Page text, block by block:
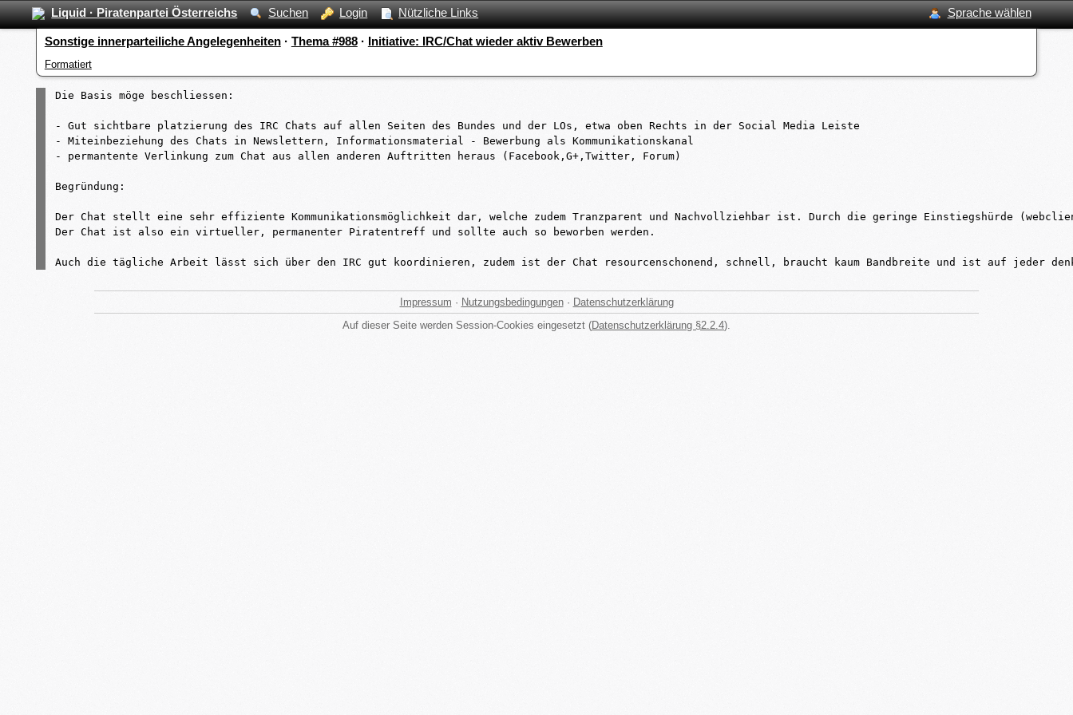
Liquid · Piratenpartei Österreichs Suchen Login Nützliche Links Sprache wählen
Sonstige innerparteiliche Angelegenheiten· Thema #988· Initiative: IRC/Chat wieder aktiv Bewerben
Formatiert
Die Basis möge beschliessen:
- Gut sichtbare platzierung des IRC Chats auf allen Seiten des Bundes und der LOs, etwa oben Rechts in der Social Media Leiste
- Miteinbeziehung des Chats in Newslettern, Informationsmaterial - Bewerbung als Kommunikationskanal
- permantente Verlinkung zum Chat aus allen anderen Auftritten heraus (Facebook,G+,Twitter, Forum)
Begründung:
Der Chat stellt eine sehr effiziente Kommunikationsmöglichkeit dar, welche zudem Tranzparent und Nachvollziehbar ist. Durch die geringe Einstiegshürde
Der Chat ist also ein virtueller, permanenter Piratentreff und sollte auch so beworben werden.
Auch die tägliche Arbeit lässt sich über den IRC gut koordinieren, zudem ist der Chat resourcenschonend, schnell, braucht kaum Bandbreite und ist auf jeder
Impressum · Nutzungsbedingungen· Datenschutzerklärung
Auf dieser Seite werden Session-Cookies eingesetzt (Datenschutzerklärung §2.2.4).